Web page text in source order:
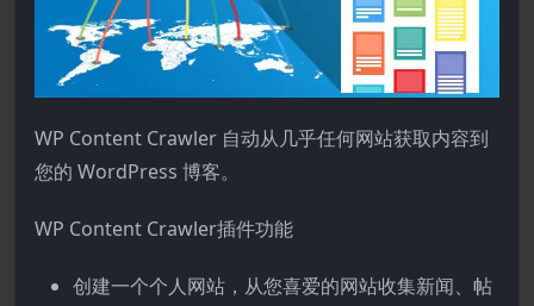
WP Content Crawler 自动从几乎任何网站获取内容到
您的 WordPress 博客。
WP Content Crawler插件功能
创建一个个人网站，从您喜爱的网站收集新闻、帖